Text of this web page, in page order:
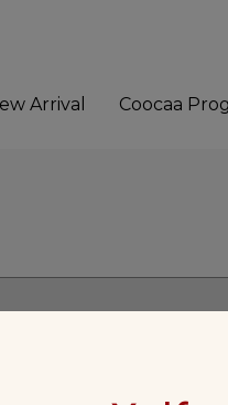
Arrival Coocaa
jika produk